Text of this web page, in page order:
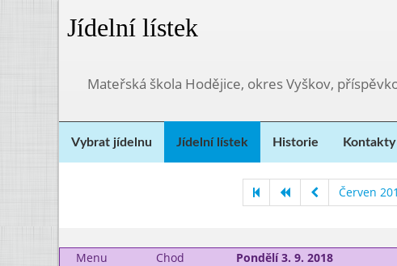
Jídelní lístek
Mateřská škola Hodějice, okres Vyškov,
Vybrat jídelnu Jídelní lístek Historie
Červen
Menu
Chod Pondělí 3. 9. 2018